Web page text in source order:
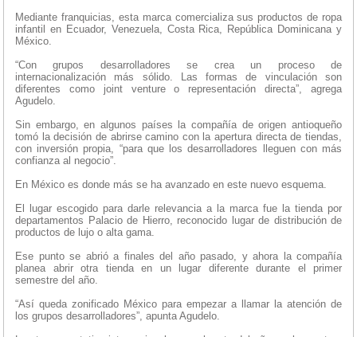
Mediante franquicias, esta marca comercializa sus productos de ropa
infantil en Ecuador, Venezuela, Costa Rica, República Dominicana y
México.
“Con grupos desarrolladores se crea un proceso de
internacionalización más sólido. Las formas de vinculación son
diferentes como joint venture o representación directa”, agrega
Agudelo.
Sin embargo, en algunos países la compañía de origen antioqueño
tomó la decisión de abrirse camino con la apertura directa de tiendas,
con inversión propia, “para que los desarrolladores lleguen con más
confianza al negocio”.
En México es donde más se ha avanzado en este nuevo esquema.
El lugar escogido para darle relevancia a la marca fue la tienda por
departamentos Palacio de Hierro, reconocido lugar de distribución de
productos de lujo o alta gama.
Ese punto se abrió a finales del año pasado, y ahora la compañía
planea abrir otra tienda en un lugar diferente durante el primer
semestre del año.
“Así queda zonificado México para empezar a llamar la atención de
los grupos desarrolladores”, apunta Agudelo.